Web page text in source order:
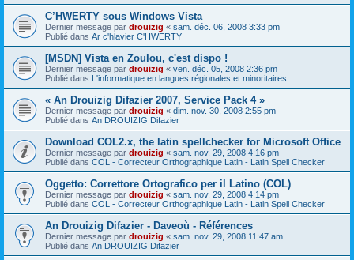
C’HWERTY sous Windows Vista
Dernier message par drouizig « sam. déc. 06, 2008 3:33 pm
Publié dans Ar c'hlavier C'HWERTY
[MSDN] Vista en Zoulou, c'est dispo !
Dernier message par drouizig « ven. déc. 05, 2008 2:36 pm
Publié dans L'informatique en langues régionales et minoritaires
« An Drouizig Difazier 2007, Service Pack 4 »
Dernier message par drouizig « dim. nov. 30, 2008 2:55 pm
Publié dans An DROUIZIG Difazier
Download COL2.x, the latin spellchecker for Microsoft Office
Dernier message par drouizig « sam. nov. 29, 2008 4:16 pm
Publié dans COL - Correcteur Orthographique Latin - Latin Spell Checker
Oggetto: Correttore Ortografico per il Latino (COL)
Dernier message par drouizig « sam. nov. 29, 2008 4:14 pm
Publié dans COL - Correcteur Orthographique Latin - Latin Spell Checker
An Drouizig Difazier - Daveoù - Références
Dernier message par drouizig « sam. nov. 29, 2008 11:47 am
Publié dans An DROUIZIG Difazier